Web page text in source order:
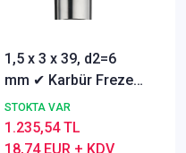
1,5 x 3 x 39, d2=6
mm ✔ Karbür Freze
ucu, Z=3, Kaplamalı,
30°
STOKTA VAR
18,74 EUR + KDV
1.235,54 TL